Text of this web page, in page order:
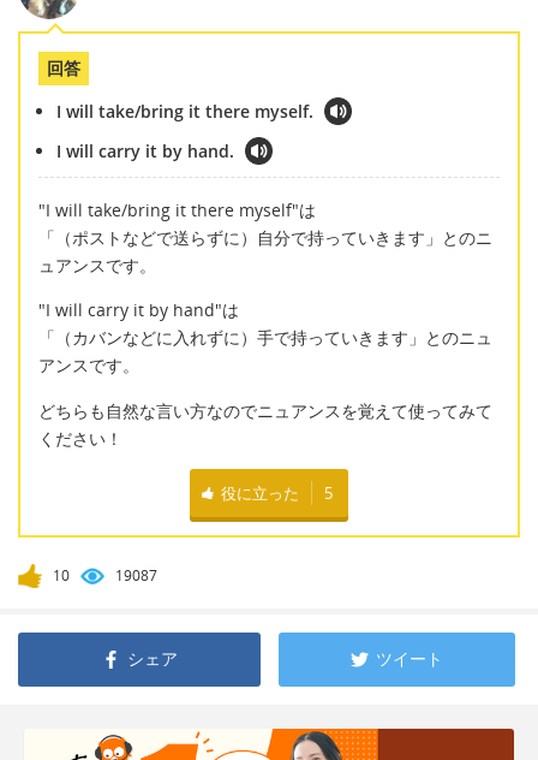
回答
I will take/bring it there myself.
I will carry it by hand.
"I will take/bring it there myself"は
「（ポストなどで送らずに）自分で持っていきます」とのニ
ュアンスです。
"I will carry it by hand"は
「（カバンなどに入れずに）手で持っていきます」とのニュ
アンスです。
どちらも自然な言い方なのでニュアンスを覚えて使ってみて
ください！
役に立った 5
10 19087
シェア ツイート